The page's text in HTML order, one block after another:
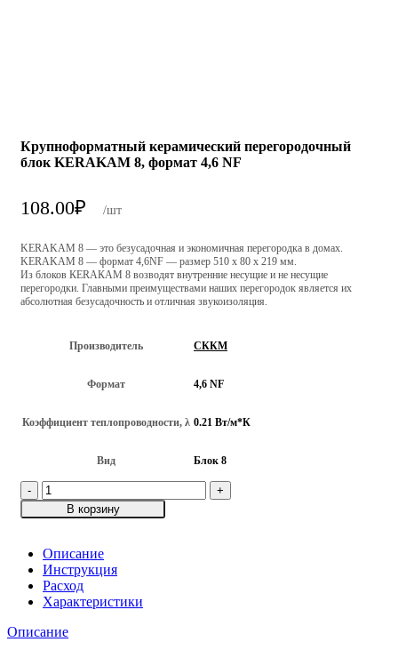
Крупноформатный керамический перегородочный
блок KERAKAM 8, формат 4,6 NF
108.00₽ /шт
KERAKAM 8 — это безусадочная и экономичная перегородка в домах.
KERAKAM 8 — формат 4,6NF — размер 510 х 80 х 219 мм.
Из блоков КЕRАКАМ 8 возводят внутренние несущие и не несущие
перегородки. Главными преимуществами наших перегородок является их
абсолютная безусадочность и отличная звукоизоляция.
Производитель СККМ
Формат 4,6 NF
Коэффициент теплопроводности, λ 0.21 Вт/м*К
Вид Блок 8
Количество
товара
Крупноформатный
перегородочный
блок
KERAKAM
8,
4,6
В корзину
Описание
Инструкция
Расход
Характеристики
Описание